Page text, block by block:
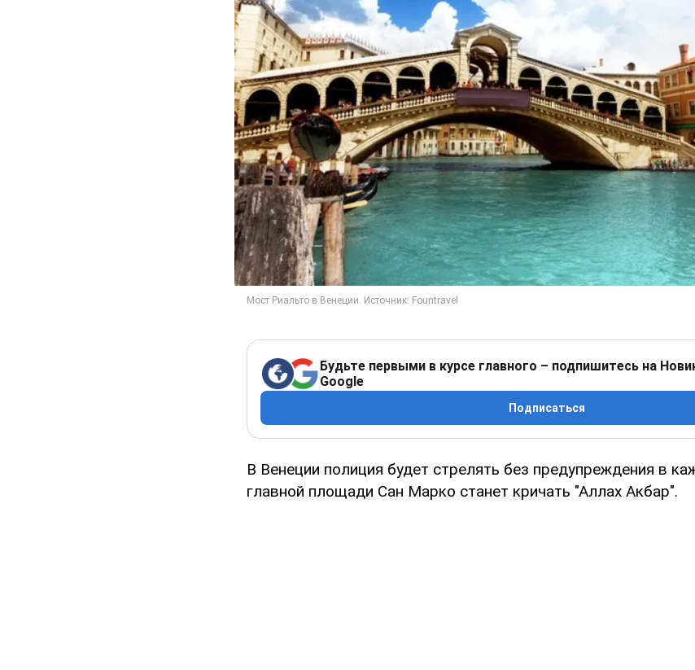
Будьте первыми в курсе главного – подпишитесь на
Google
Подписаться
В Венеции полиция будет стрелять без предупреждения в
главной площади Сан Марко станет кричать "Аллах Акбар".